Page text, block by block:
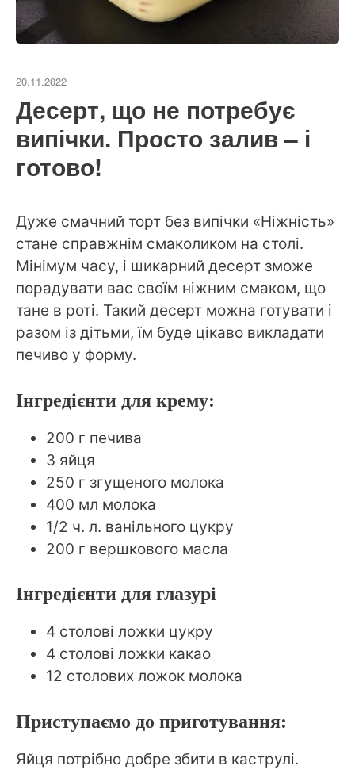
20.11.2022
Десерт, що не потребує
випічки. Просто залив – і
готово!
Дуже смачний торт без випічки «Ніжність»
стане справжнім смаколиком на столі.
Мінімум часу, і шикарний десерт зможе
порадувати вас своїм ніжним смаком, що
тане в роті. Такий десерт можна готувати і
разом із дітьми, їм буде цікаво викладати
печиво у форму.
Інгредієнти для крему:
200 г печива
3 яйця
250 г згущеного молока
400 мл молока
1/2 ч. л. ванільного цукру
200 г вершкового масла
Інгредієнти для глазурі
4 столові ложки цукру
4 столові ложки какао
12 столових ложок молока
Приступаємо до приготування:
Яйця потрібно добре збити в каструлі.